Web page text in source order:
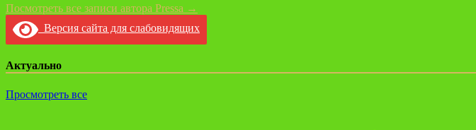
Посмотреть все записи автора Pressa →
Версия сайта для слабовидящих
Актуально
Просмотреть все